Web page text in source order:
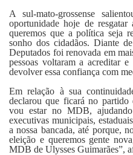
A sul-mato-grossense
oportunidade hoje de
queremos que a política seja
sonho dos cidadãos. Diante
Deputados foi renovada em
pessoas voltaram a acreditar
devolver essa confiança com
Em relação à sua
declarou que ficará no partido
vou estar no MDB,
executivas municipais,
a nossa bancada, até porque,
eleição e queremos gente
MDB de Ulysses Guimarães”,